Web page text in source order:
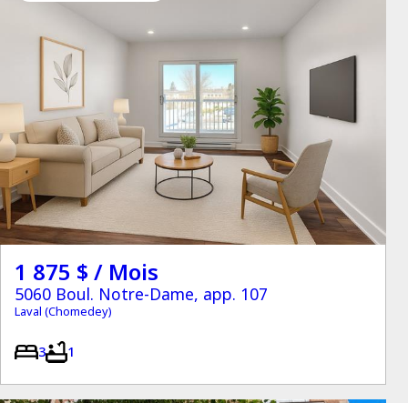
1 875 $ / Mois
5060 Boul. Notre-Dame, app. 107
Laval (Chomedey)
3 1